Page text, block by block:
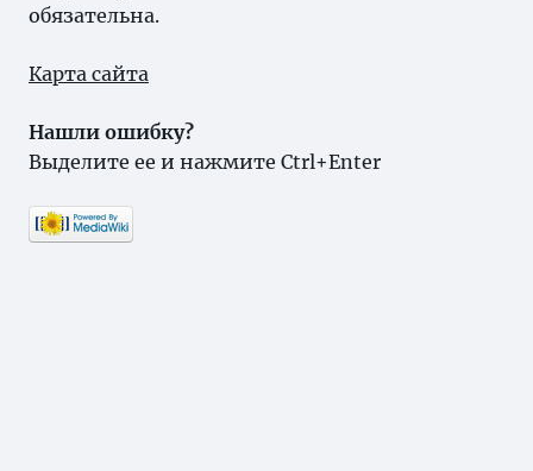
обязательна.
Карта сайта
Нашли ошибку?
Выделите ее и нажмите Ctrl+Enter